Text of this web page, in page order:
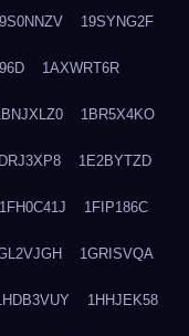
19SYNG2F
1AXWRT6R
1BR5X4KO
1E2BYTZD
1FH0C41J 1FIP186C
1GRISVQA
1HHJEK58